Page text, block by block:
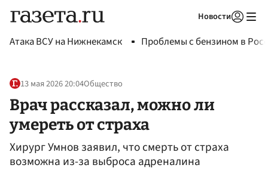
Новости
Атака ВСУ на Нижнекамск Проблемы с бензином в
13 мая 2026 20:04Общество
Врач рассказал, можно ли
умереть от страха
Хирург Умнов заявил, что смерть от страха
возможна из-за выброса адреналина